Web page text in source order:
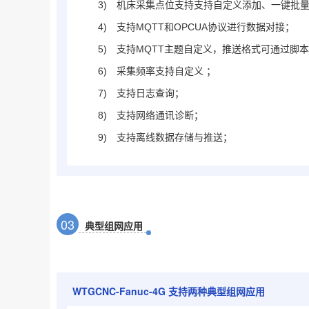
3)
机床采集点位支持支持自定义添加、一键批
4)
支持MQTT和OPCUA协议进行数据对接；
5)
支持MQTT主题自定义，推送格式可通过脚本
6)
采集频率支持自定义 ；
7)
支持日志查询；
8)
支持网络通讯诊断；
9)
支持离线数据存储与推送；
03 典型组网应用
WTGCNC-Fanuc-4G 支持两种典型组网应用